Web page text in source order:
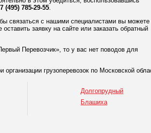
(495) 785-29-55
связаться с нашими специалистами вы можете
заявку на сайте или заказать обратный
Перевозчик», то у вас нет поводов для
грузоперевозок по Московской
Долгопрудный
Блашиха